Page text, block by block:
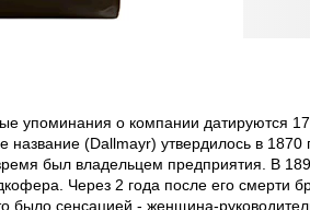
упоминания о компании датируются
(Dallmayr) утвердилось в 1870
был владельцем предприятия. В
Через 2 года после его смерти
было сенсацией - женщина-